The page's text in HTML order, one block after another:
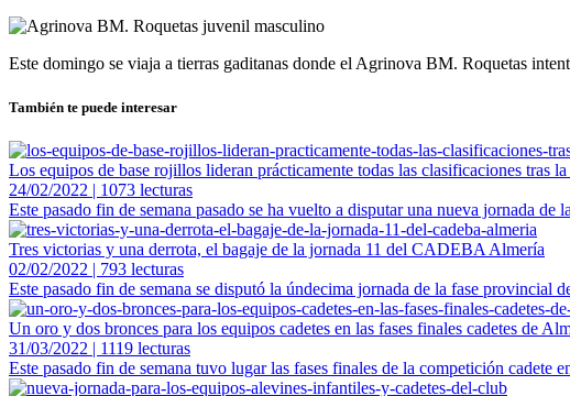
Este domingo se viaja a tierras gaditanas donde el Agrinova BM. Roquetas
También te puede interesar
Los equipos de base rojillos lideran prácticamente todas las clasificaciones tras
24/02/2022 | 1073 lecturas
Este pasado fin de semana pasado se ha vuelto a disputar una nueva jornada
Tres victorias y una derrota, el bagaje de la jornada 11 del CADEBA Almería
02/02/2022 | 793 lecturas
Este pasado fin de semana se disputó la úndecima jornada de la fase provincial
Un oro y dos bronces para los equipos cadetes en las fases finales cadetes de
31/03/2022 | 1119 lecturas
Este pasado fin de semana tuvo lugar las fases finales de la competición